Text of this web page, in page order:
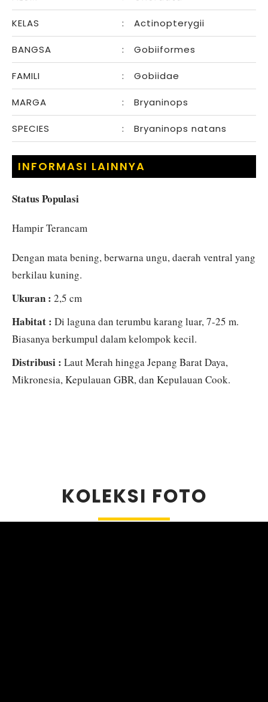
Dengan mata bening, berwarna ungu, daerah ventral yang
berkilau kuning.
Ukuran : 2,5 cm
Habitat : Di laguna dan terumbu karang luar, 7-25 m.
Biasanya berkumpul dalam kelompok kecil.
Distribusi : Laut Merah hingga Jepang Barat Daya,
Mikronesia, Kepulauan GBR, dan Kepulauan Cook.
KELAS : Actinopterygii
BANGSA : Gobiiformes
FAMILI : Gobiidae
MARGA : Bryaninops
SPECIES : Bryaninops natans
INFORMASI LAINNYA
Status Populasi
Hampir Terancam
KOLEKSI FOTO